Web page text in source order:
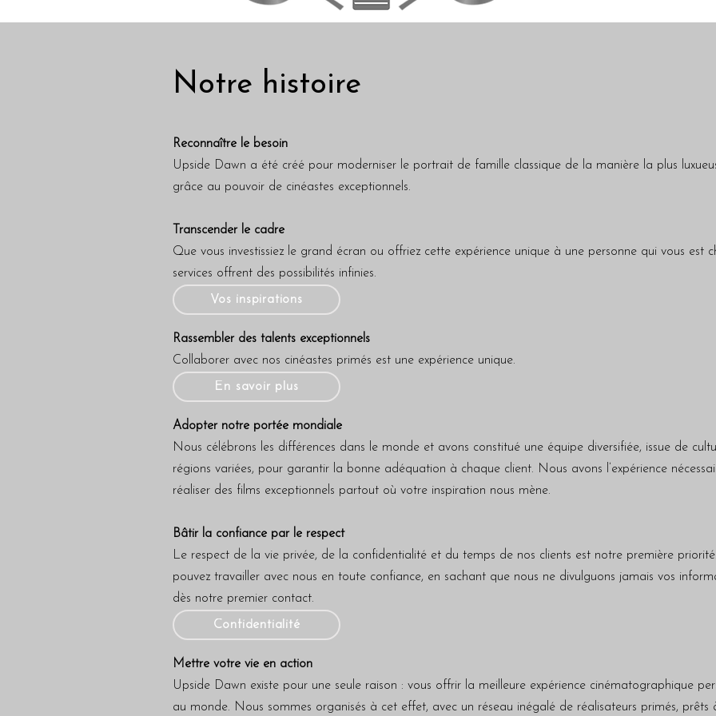
Notre histoire
Reconnaître le besoin
Upside Dawn a été créé pour moderniser le portrait de famille classique de la manière la plus
grâce au pouvoir de cinéastes exceptionnels.
Transcender le cadre
Que vous investissiez le grand écran ou offriez cette expérience unique à une personne qui vous est
services offrent des possibilités infinies.
Vos inspirations
Rassembler des talents exceptionnels
Collaborer avec nos cinéastes primés est une expérience unique.
En savoir plus
Adopter notre portée mondiale
Nous célébrons les différences dans le monde et avons constitué une équipe diversifiée, issue de
régions variées, pour garantir la bonne adéquation à chaque client. Nous avons l’expérience
réaliser des films exceptionnels partout où votre inspiration nous mène.
Bâtir la confiance par le respect
Le respect de la vie privée, de la confidentialité et du temps de nos clients est notre première
pouvez travailler avec nous en toute confiance, en sachant que nous ne divulguons jamais vos
dès notre premier contact.
Confidentialité
Mettre votre vie en action
Upside Dawn existe pour une seule raison : vous offrir la meilleure expérience cinématographique
au monde. Nous sommes organisés à cet effet, avec un réseau inégalé de réalisateurs primés, prêts